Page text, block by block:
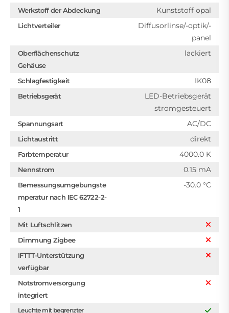
Werkstoff der Abdeckung Kunststoff opal
Lichtverteiler
Diffusorlinse/-optik/-
panel
Oberflächenschutz
Gehäuse
lackiert
Schlagfestigkeit IK08
Betriebsgerät
LED-Betriebsgerät
stromgesteuert
Spannungsart AC/DC
Lichtaustritt direkt
Farbtemperatur 4000.0 K
Nennstrom 0.15 mA
Bemessungsumgebungste
mperatur nach IEC 62722-2-
1
-30.0 °C
Mit Luftschlitzen
Dimmung Zigbee
IFTTT-Unterstützung
verfügbar
Notstromversorgung
integriert
Leuchte mit begrenzter